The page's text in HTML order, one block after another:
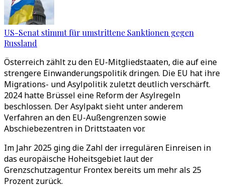
US-Senat stimmt für umstrittene Sanktionen gegen
Russland
Österreich zählt zu den EU-Mitgliedstaaten, die auf eine
strengere Einwanderungspolitik dringen. Die EU hat ihre
Migrations- und Asylpolitik zuletzt deutlich verschärft.
2024 hatte Brüssel eine Reform der Asylregeln
beschlossen. Der Asylpakt sieht unter anderem
Verfahren an den EU-Außengrenzen sowie
Abschiebezentren in Drittstaaten vor.
Im Jahr 2025 ging die Zahl der irregulären Einreisen in
das europäische Hoheitsgebiet laut der
Grenzschutzagentur Frontex bereits um mehr als 25
Prozent zurück.